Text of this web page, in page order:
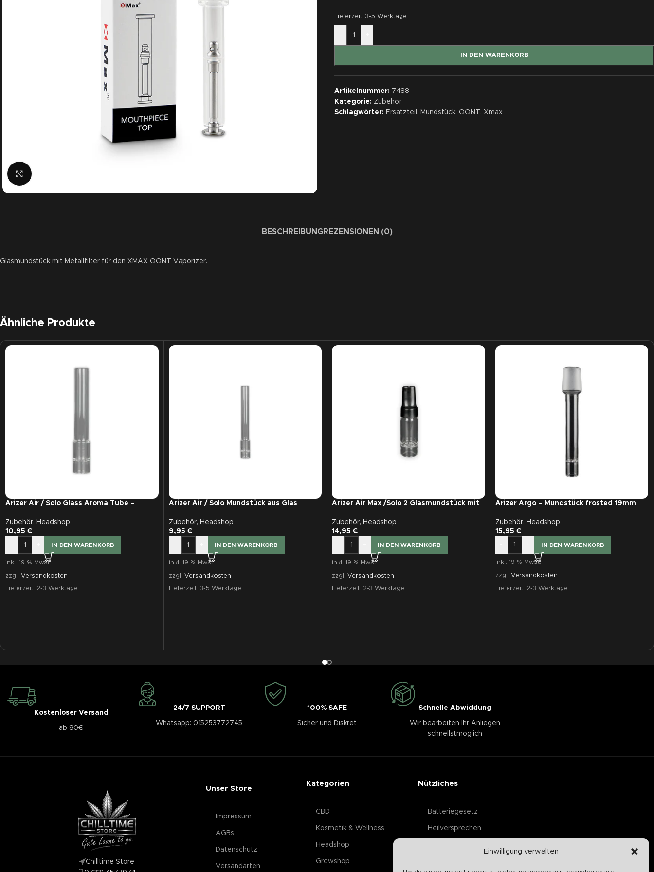
Einwilligung verwalten
Lieferzeit: 3-5 Werktage
IN DEN WARENKORB
Artikelnummer: 7488
Kategorie: Zubehör
Schlagwörter: Ersatzteil , Mundstück, OONT , Xmax
BESCHREIBUNGREZENSIONEN (0)
Glasmundstück mit Metallfilter für den XMAX OONT Vaporizer.
Ähnliche Produkte
Arizer Air / Solo Glass Aroma Tube –
Zubehör, Headshop
10,95 €
IN DEN WARENKORB
inkl. 19 % MwSt.
zzgl. Versandkosten
Lieferzeit: 2-3 Werktage
Arizer Air / Solo Mundstück aus Glas
Zubehör, Headshop
9,95 €
IN DEN WARENKORB
inkl. 19 % MwSt.
zzgl. Versandkosten
Lieferzeit: 3-5 Werktage
Arizer Air Max /Solo 2 Glasmundstück mit
Zubehör, Headshop
14,95 €
IN DEN WARENKORB
inkl. 19 % MwSt.
zzgl. Versandkosten
Lieferzeit: 2-3 Werktage
Arizer Argo – Mundstück frosted 19mm
Zubehör, Headshop
15,95 €
IN DEN WARENKORB
inkl. 19 % MwSt.
zzgl. Versandkosten
Lieferzeit: 2-3 Werktage
Kostenloser Versand
ab 80€
24/7 SUPPORT
Whatsapp: 015253772745
100% SAFE
Sicher und Diskret
Schnelle Abwicklung
Wir bearbeiten Ihr Anliegen
schnellstmöglich
Chilltime Store
Unser Store
Impressum
AGBs
Datenschutz
Versandarten
Kategorien
CBD
Kosmetik & Wellness
Headshop
Growshop
Nützliches
Batteriegesetz
Heilversprechen